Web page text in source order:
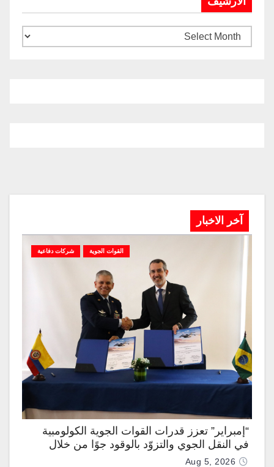
آخر الاخبار
القوات الجوية شركات دفاعية
“إمبراير” تعزز قدرات القوات الجوية الكولومبية
في النقل الجوي والتزوّد بالوقود جوًا من خلال
تزويدها بطائرتي “كيه سي-390 ميلينيوم”
Aug 5, 2026